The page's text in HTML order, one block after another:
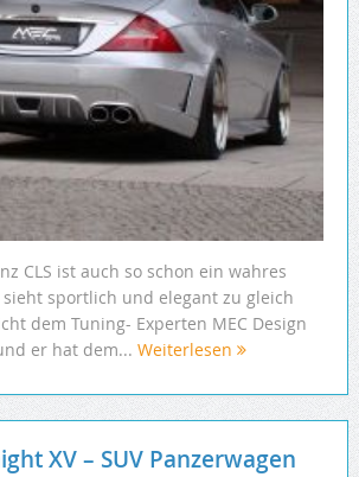
CLS ist auch so schon ein wahres
sportlich und elegant zu gleich
dem Tuning- Experten MEC Design
er hat dem... Weiterlesen
XV – SUV Panzerwagen